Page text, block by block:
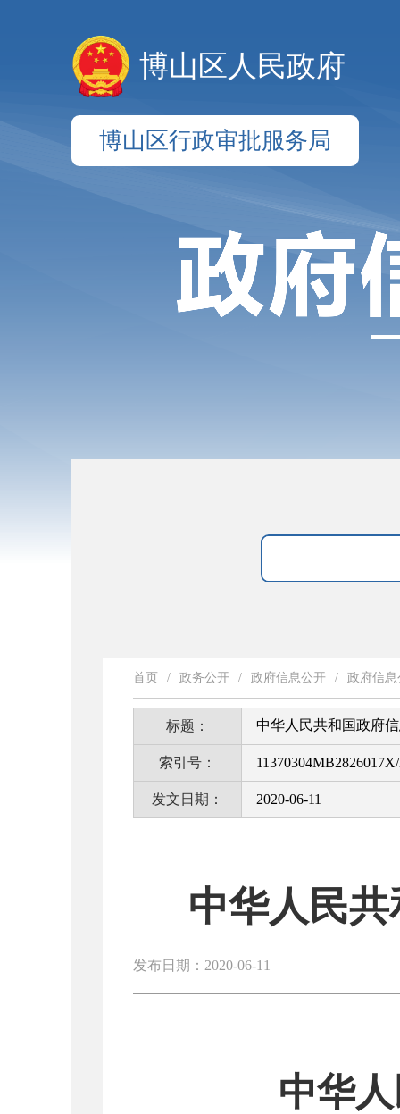
博山区人民政府
博山区行政审批服务局
首页 / 政务公开 / 政府信息公开 / 政府信
标题： 中华人民共和国政府
索引号：
发文日期： 2020-06-11
中华人民
发布日期：2020-06-11
中华